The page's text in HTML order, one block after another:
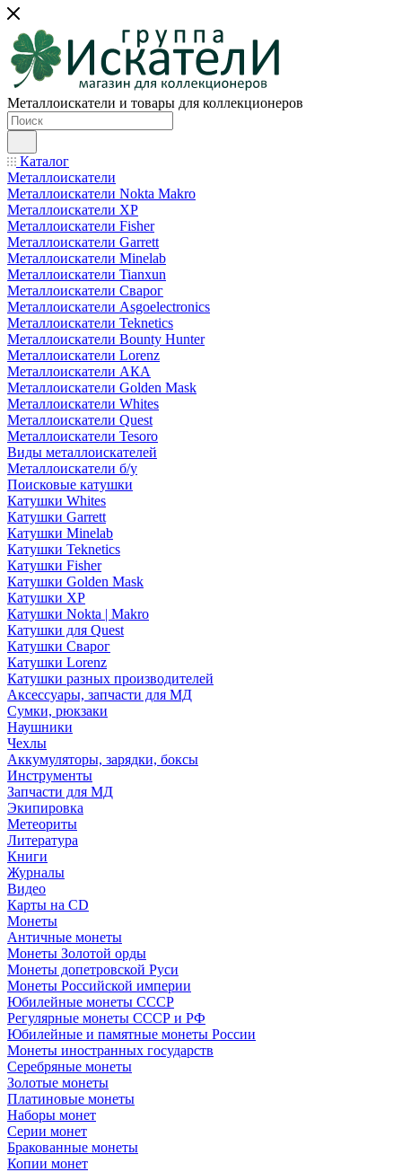
Металлоискатели и товары для коллекционеров
Каталог
Металлоискатели
Металлоискатели Nokta Makro
Металлоискатели XP
Металлоискатели Fisher
Металлоискатели Garrett
Металлоискатели Minelab
Металлоискатели Tianxun
Металлоискатели Сварог
Металлоискатели Asgoelectronics
Металлоискатели Teknetics
Металлоискатели Bounty Hunter
Металлоискатели Lorenz
Металлоискатели АКА
Металлоискатели Golden Mask
Металлоискатели Whites
Металлоискатели Quest
Металлоискатели Tesoro
Виды металлоискателей
Металлоискатели б/у
Поисковые катушки
Катушки Whites
Катушки Garrett
Катушки Minelab
Катушки Teknetics
Катушки Fisher
Катушки Golden Mask
Катушки XP
Катушки Nokta | Makro
Катушки для Quest
Катушки Сварог
Катушки Lorenz
Катушки разных производителей
Аксессуары, запчасти для МД
Сумки, рюкзаки
Наушники
Чехлы
Аккумуляторы, зарядки, боксы
Инструменты
Запчасти для МД
Экипировка
Метеориты
Литература
Книги
Журналы
Видео
Карты на CD
Монеты
Античные монеты
Монеты Золотой орды
Монеты допетровской Руси
Монеты Российской империи
Юбилейные монеты СССР
Регулярные монеты СССР и РФ
Юбилейные и памятные монеты России
Монеты иностранных государств
Серебряные монеты
Золотые монеты
Платиновые монеты
Наборы монет
Серии монет
Бракованные монеты
Копии монет